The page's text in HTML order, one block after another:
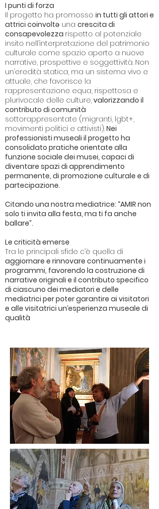
I punti di forza
Il progetto ha promosso in tutti gli attori e
attrici coinvoltə una crescita di
consapevolezza rispetto al potenziale
insito nell’interpretazione del patrimonio
culturale come spazio aperto a nuove
narrative, prospettive e soggettività. Non
un’eredità statica, ma un sistema vivo e
attuale, che favorisce la
rappresentazione equa, rispettosa e
plurivocale delle culture,valorizzando il
contributo di comunità
sottorappresentate (migranti, lgbt+,
movimenti politici e attivisti).Nei
professionisti museali il progetto ha
consolidato pratiche orientate alla
funzione sociale dei musei, capaci di
diventare spazi di apprendimento
permanente, di promozione culturale e di
partecipazione.
Citando una nostra mediatrice: “AMIR non
solo ti invita alla festa, ma ti fa anche
ballare”.
Le criticità emerse
Tra le principali sfide c’è quella di
aggiornare e rinnovare continuamente i
programmi, favorendo la costruzione di
narrative originali e il contributo specifico
di ciascuno dei mediatori e delle
mediatrici per poter garantire ai visitatori
e alle visitatrici un’esperienza museale di
qualità